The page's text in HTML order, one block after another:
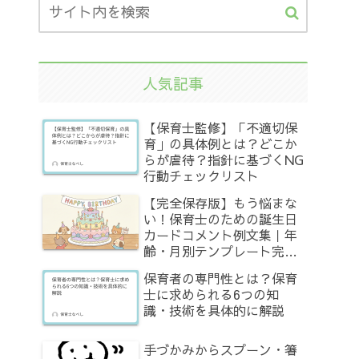
人気記事
【保育士監修】「不適切保
育」の具体例とは？どこか
らが虐待？指針に基づくNG
行動チェックリスト
【完全保存版】もう悩まな
い！保育士のための誕生日
カードコメント例文集｜年
齢・月別テンプレート完全
保育者の専門性とは？保育
士に求められる6つの知
識・技術を具体的に解説
手づかみからスプーン・箸